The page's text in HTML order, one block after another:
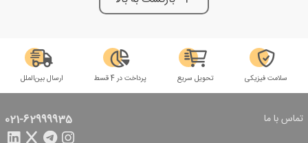
سلامت فیزیکی تحویل سریع پرداخت در 4 قسط ارسال بین‌الملل
تماس با ما 021-62999935